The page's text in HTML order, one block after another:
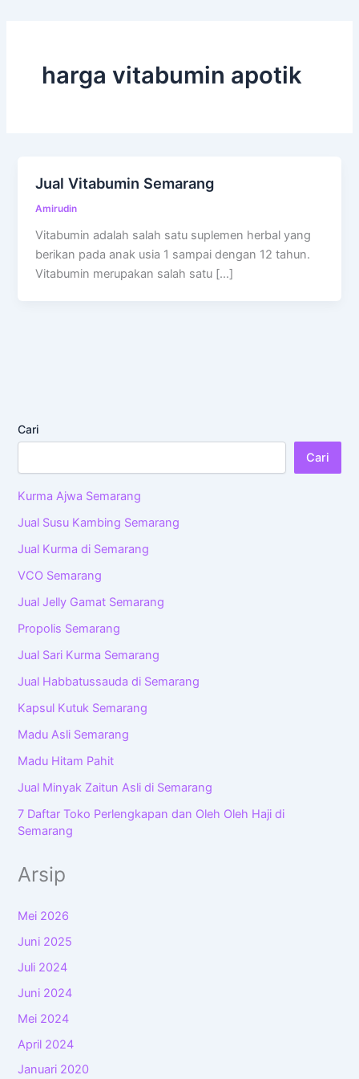
harga vitabumin apotik
Jual Vitabumin Semarang
Amirudin
Vitabumin adalah salah satu suplemen herbal yang
berikan pada anak usia 1 sampai dengan 12 tahun.
Vitabumin merupakan salah satu […]
Cari
Cari
Kurma Ajwa Semarang
Jual Susu Kambing Semarang
Jual Kurma di Semarang
VCO Semarang
Jual Jelly Gamat Semarang
Propolis Semarang
Jual Sari Kurma Semarang
Jual Habbatussauda di Semarang
Kapsul Kutuk Semarang
Madu Asli Semarang
Madu Hitam Pahit
Jual Minyak Zaitun Asli di Semarang
7 Daftar Toko Perlengkapan dan Oleh Oleh Haji di
Semarang
Arsip
Mei 2026
Juni 2025
Juli 2024
Juni 2024
Mei 2024
April 2024
Januari 2020